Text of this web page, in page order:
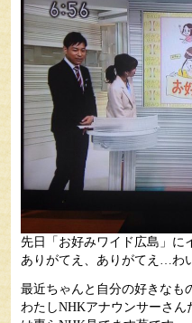
先日「お好みワイド広島」に
ありがてえ、ありがてえ…わ
最近ちゃんと自分の好きなも
わたしNHKアナウンサーさん